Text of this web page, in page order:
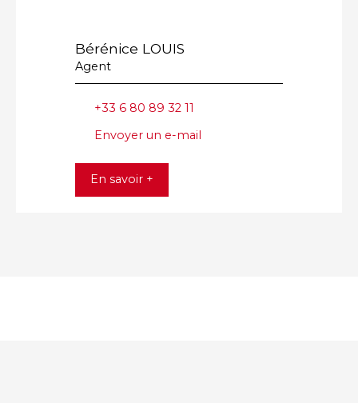
Bérénice LOUIS
Agent
+33 6 80 89 32 11
Envoyer un e-mail
En savoir +